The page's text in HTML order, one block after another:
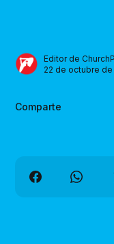
Editor de
22 de octubre
Comparte